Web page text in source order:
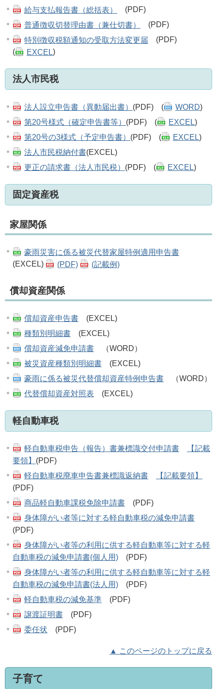
給与支払報告書（総括表）
(PDF)
普通徴収切替理由書（兼仕切書）
(PDF)
特別徴収税額通知の受取方法変更届 (PDF)
(
EXCEL )
法人市民税
法人設立申告書（異動届出書） (PDF) ( WORD)
第20号様式（確定申告書等） (PDF) ( EXCEL)
第20号の3様式（予定申告書） (PDF) ( EXCEL)
法人市民税納付書(EXCEL)
更正の請求書（法人市民税） (PDF) ( EXCEL)
固定資産税
家屋関係
豪雨災害に係る被災代替家屋特例適用申告書
(EXCEL)
(PDF) (記載例)
償却資産関係
償却資産申告書 (EXCEL)
種類別明細書 (EXCEL)
償却資産減免申請書 （WORD）
被災資産種類別明細書 (EXCEL)
豪雨に係る被災代替償却資産特例申告書 （WORD）
代替償却資産対照表 (EXCEL)
軽自動車税
軽自動車税申告（報告）書兼標識交付申請書
【記載
要領】 (PDF)
軽自動車税廃車申告書兼標識返納書
【記載要領】
(PDF)
商品軽自動車課税免除申請書 (PDF)
身体障がい者等に対する軽自動車税の減免申請書
(PDF)
身体障がい者等の利用に供する軽自動車等に対する軽
自動車税の減免申請書(個人用) (PDF)
身体障がい者等の利用に供する軽自動車等に対する軽
自動車税の減免申請書(法人用) (PDF)
軽自動車税の減免基準 (PDF)
譲渡証明書 (PDF)
委任状 (PDF)
▲ このページのトップに戻る
子育て